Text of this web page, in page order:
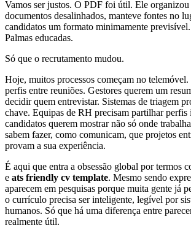
Vamos ser justos. O PDF foi útil. Ele organizou
documentos desalinhados, manteve fontes no
candidatos um formato minimamente
Palmas educadas.
Só que o recrutamento mudou.
Hoje, muitos processos começam no
perfis entre reuniões. Gestores querem um
decidir quem entrevistar. Sistemas de triagem
chave. Equipas de RH precisam partilhar perfis
candidatos querem mostrar não só onde
sabem fazer, como comunicam, que projetos
provam a sua experiência.
É aqui que entra a obsessão global por termos
e ats friendly cv template. Mesmo sendo
aparecem em pesquisas porque muita gente já
o currículo precisa ser inteligente, legível por
humanos. Só que há uma diferença entre
realmente útil.